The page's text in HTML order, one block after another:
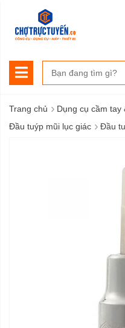
Trang chủ › Dụng cụ cầm tay
Đầu tuýp mũi lục giác › Đầu